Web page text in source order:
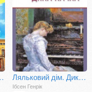
п'єси Ляльковий дім. Дика качка. П‘єси
Ібсен Генрік